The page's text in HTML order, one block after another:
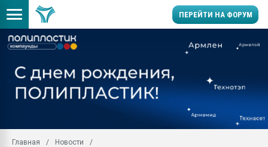
ПЕРЕЙТИ НА ФОРУМ
умельцы изготовили
Продажа готового
производство SPC
Главная
Новости